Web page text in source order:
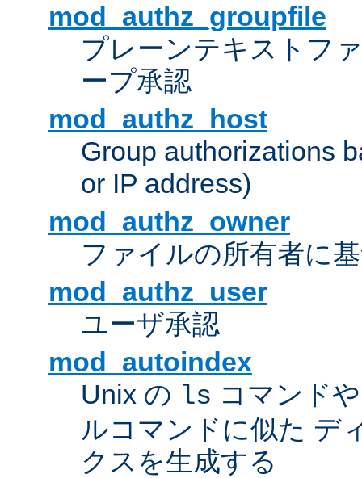
mod_authz_groupfile
プレーンテキストフ
ープ承認
mod_authz_host
Group authorizations
or IP address)
mod_authz_owner
ファイルの所有者に
mod_authz_user
ユーザ承認
mod_autoindex
Unix の ls コマンド
ルコマンドに似た デ
クスを生成する